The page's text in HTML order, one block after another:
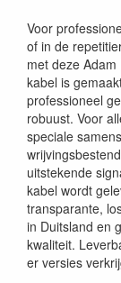
Voor
of in de
met deze Adam
kabel is
professioneel
robuust. Voor
speciale
uitstekende
kabel wordt
transparante,
in Duitsland en
kwaliteit.
er versies